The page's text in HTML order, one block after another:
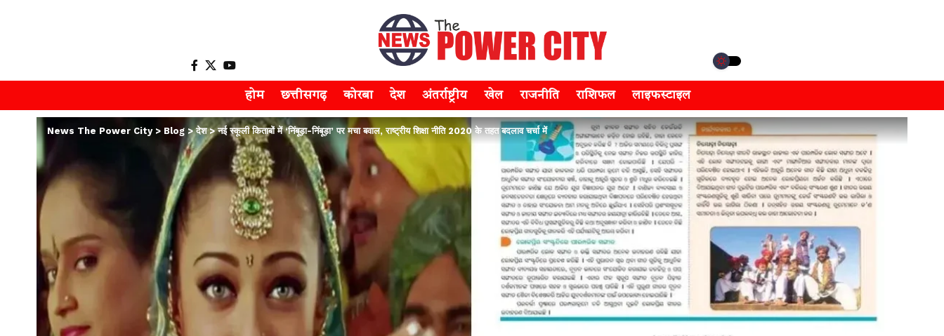
होम छत्तीसगढ़ कोरबा देश अंतर्राष्ट्रीय खेल राजनीति राशिफल लाइफस्टाइल
News The Power City> Blog >देश>नई स्कूली किताबों में ‘निंबूड़ा-निंबूड़ा’ पर मचा बवाल, राष्ट्रीय शिक्षा नीति 2020 के तहत बदलाव चर्चा में